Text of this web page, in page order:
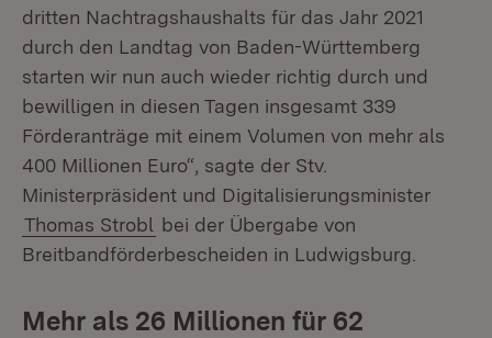
dritten Nachtragshaushalts für das Jahr 2021
durch den Landtag von Baden-Württemberg
starten wir nun auch wieder richtig durch und
bewilligen in diesen Tagen insgesamt 339
Förderanträge mit einem Volumen von mehr als
400 Millionen Euro“, sagte der Stv.
Ministerpräsident und Digitalisierungsminister
Thomas Strobl bei der Übergabe von
Breitbandförderbescheiden in Ludwigsburg.
Mehr als 26 Millionen für 62